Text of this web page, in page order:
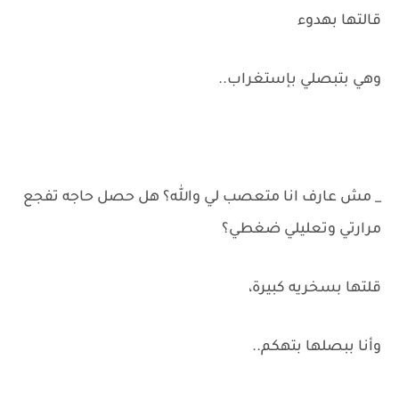
قالتها بهدوء
وهي بتبصلي بإستغراب..
_ مش عارف انا متعصب لي والله؟ هل حصل حاجه تفجع
مرارتي وتعليلي ضغطي؟
قلتها بسخريه كبيرة،
وأنا ببصلها بتهكم..